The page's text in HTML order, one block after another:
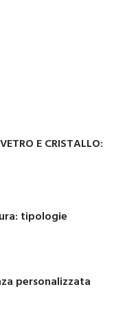
E CRISTALLO:
tipologie
personalizzata